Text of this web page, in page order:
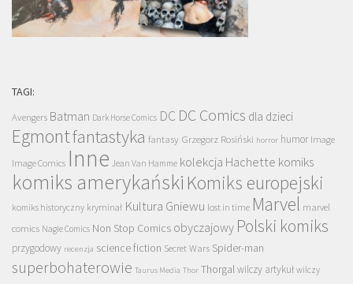
TAGI:
Avengers Batman Dark Horse Comics DC DC Comics dla dzieci
Egmontfantastyka fantasy Grzegorz Rosiński horror humor Image
Image Comics Inne Jean Van Hamme kolekcja Hachette komiks
komiks amerykański Komiks europejski
komiks historyczny kryminał Kultura Gniewu lost in time Marvel marvel
comics Nagle Comics Non Stop Comics obyczajowy Polski komiks
przygodowy recenzja science fiction Secret Wars Spider-man
superbohaterowie Taurus Media Thor Thorgalwilczy artykuł wilczy